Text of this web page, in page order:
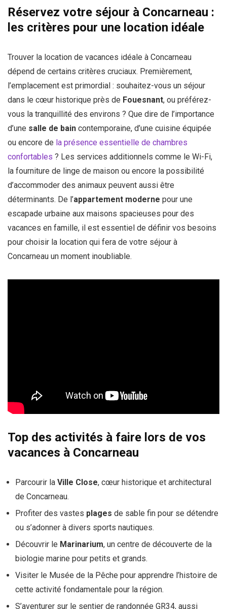
Réservez votre séjour à Concarneau :
les critères pour une location idéale
Trouver la location de vacances idéale à Concarneau
dépend de certains critères cruciaux. Premièrement,
l’emplacement est primordial : souhaitez-vous un séjour
dans le cœur historique près de Fouesnant, ou préférez-
vous la tranquillité des environs ? Que dire de l’importance
d’une salle de bain contemporaine, d’une cuisine équipée
ou encore de la présence essentielle de chambres
confortables ? Les services additionnels comme le Wi-Fi,
la fourniture de linge de maison ou encore la possibilité
d’accommoder des animaux peuvent aussi être
déterminants. De l’appartement moderne pour une
escapade urbaine aux maisons spacieuses pour des
vacances en famille, il est essentiel de définir vos besoins
pour choisir la location qui fera de votre séjour à
Concarneau un moment inoubliable.
Top des activités à faire lors de vos
vacances à Concarneau
Parcourir la Ville Close, cœur historique et architectural
de Concarneau.
Profiter des vastes plages de sable fin pour se détendre
ou s’adonner à divers sports nautiques.
Découvrir le Marinarium, un centre de découverte de la
biologie marine pour petits et grands.
Visiter le Musée de la Pêche pour apprendre l’histoire de
cette activité fondamentale pour la région.
S’aventurer sur le sentier de randonnée GR34, aussi